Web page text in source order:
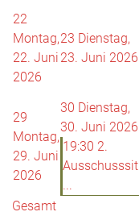
22
Montag,
22. Juni
2026
23 Dienstag,
23. Juni 2026
29
Montag,
29. Juni
2026
30 Dienstag,
30. Juni 2026
19:30 2.
Ausschusssit
...
Gesamt